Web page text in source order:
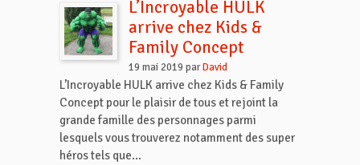
L’Incroyable HULK
arrive chez Kids &
Family Concept
19 mai 2019 parDavid
L’Incroyable HULK arrive chez Kids & Family
Concept pour le plaisir de tous et rejoint la
grande famille des personnages parmi
lesquels vous trouverez notamment des super
héros tels que...